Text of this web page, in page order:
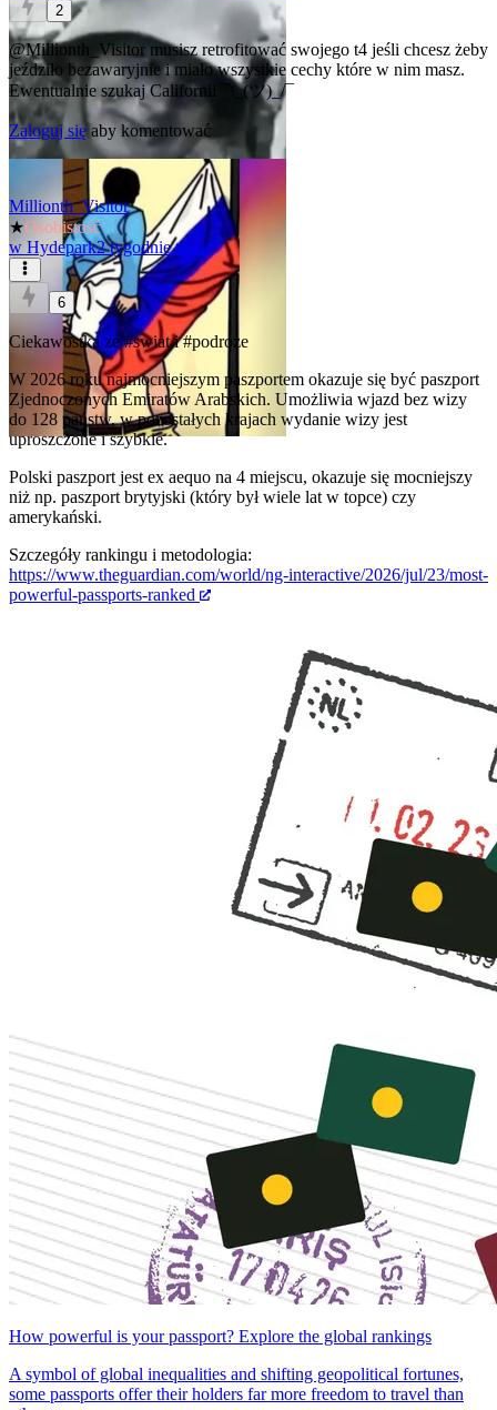
2
@Millionth_Visitormusisz retrofitować swojego t4 jeśli chcesz żeby
jeździło bezawaryjnie i miało wszystkie cechy które w nim masz.
Ewentualnie szukaj Californii ¯\_(ツ)_/¯
Zaloguj się aby komentować
Millionth_Visitor
★Osobistość
w Hydepark2 tygodnie temu
6
Ciekawostka ze#swiati#podroze
W 2026 roku najmocniejszym paszportem okazuje się być paszport
Zjednoczonych Emiratów Arabskich. Umożliwia wjazd bez wizy
do 128 państw, w pozostałych krajach wydanie wizy jest
uproszczone i szybkie.
Polski paszport jest ex aequo na 4 miejscu, okazuje się mocniejszy
niż np. paszport brytyjski (który był wiele lat w topce) czy
amerykański.
Szczegóły rankingu i metodologia:
https://www.theguardian.com/world/ng-interactive/2026/jul/23/most-
powerful-passports-ranked
How powerful is your passport? Explore the global rankings
A symbol of global inequalities and shifting geopolitical fortunes,
some passports offer their holders far more freedom to travel than